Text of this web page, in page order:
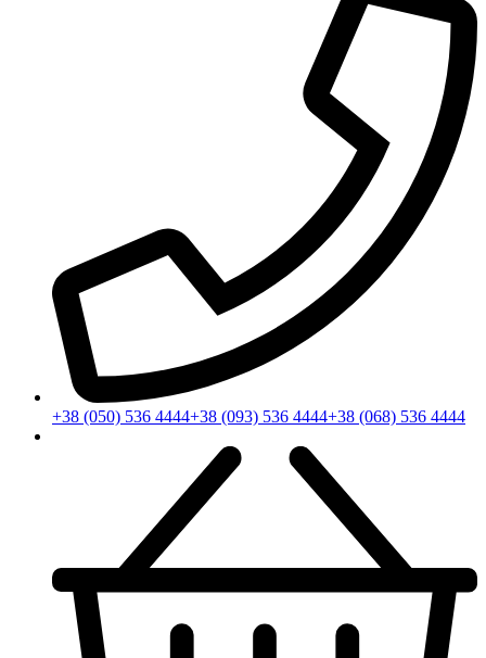
+38 (050) 536 4444+38 (093) 536 4444+38 (068) 536 4444